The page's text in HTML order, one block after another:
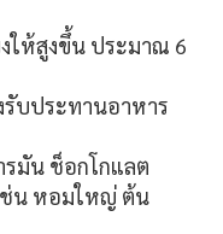
ให้สูงขึ้น ประมาณ 6
บประทานอาหาร
มัน ช็อกโกแลต
ช่น หอมใหญ่ ต้น